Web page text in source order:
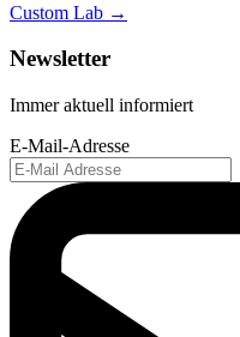
Custom Lab →
Newsletter
Immer aktuell informiert
E-Mail-Adresse